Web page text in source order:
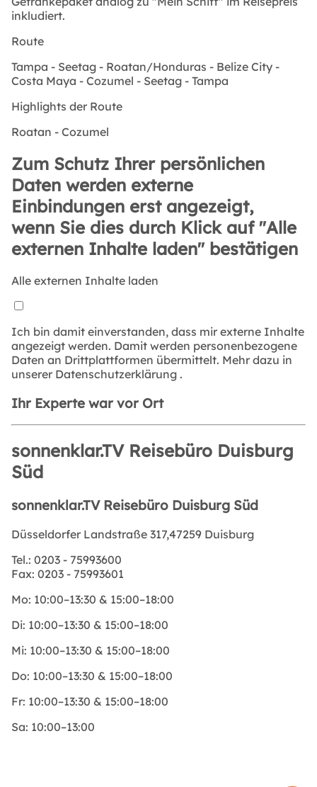
inkludiert.
Route
Tampa - Seetag - Roatan/Honduras - Belize City -
Costa Maya - Cozumel - Seetag - Tampa
Highlights der Route
Roatan - Cozumel
Zum Schutz Ihrer persönlichen
Daten werden externe
Einbindungen erst angezeigt,
wenn Sie dies durch Klick auf "Alle
externen Inhalte laden" bestätigen
Alle externen Inhalte laden
Ich bin damit einverstanden, dass mir externe Inhalte
angezeigt werden. Damit werden personenbezogene
Daten an Drittplattformen übermittelt. Mehr dazu in
unserer Datenschutzerklärung .
Ihr Experte war vor Ort
sonnenklar.TV Reisebüro Duisburg
Süd
sonnenklar.TV Reisebüro Duisburg Süd
Düsseldorfer Landstraße 317,47259 Duisburg
Tel.: 0203 - 75993600
Fax: 0203 - 75993601
Mo: 10:00–13:30 & 15:00–18:00
Di: 10:00–13:30 & 15:00–18:00
Mi: 10:00–13:30 & 15:00–18:00
Do: 10:00–13:30 & 15:00–18:00
Fr: 10:00–13:30 & 15:00–18:00
Sa: 10:00–13:00